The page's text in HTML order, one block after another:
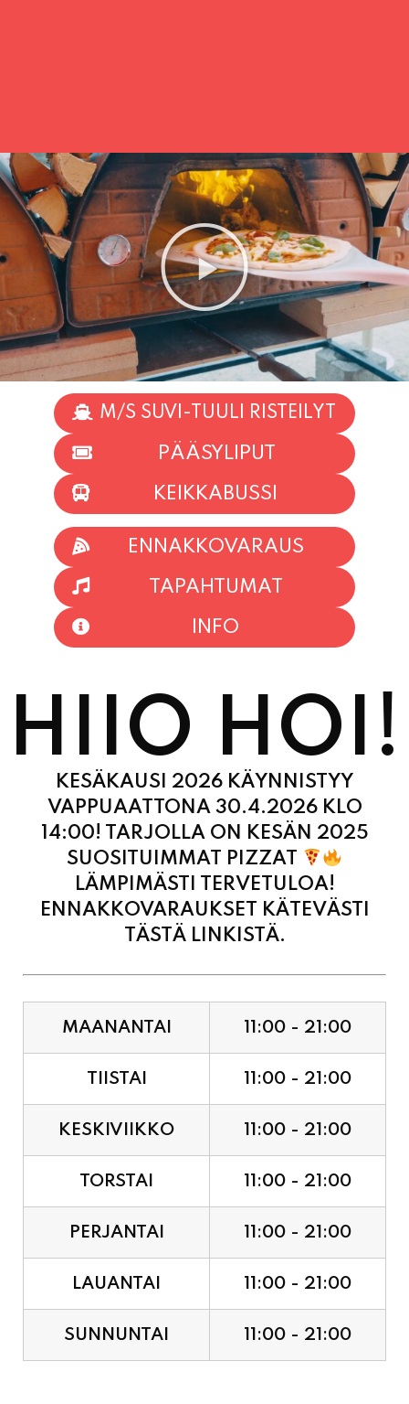
M/S SUVI-TUULI RISTEILYT
PÄÄSYLIPUT
KEIKKABUSSI
TAPAHTUMAT
INFO
HIIO HOI!
KESÄKAUSI 2026 KÄYNNISTYY
VAPPUAATTONA 30.4.2026 KLO
14:00! TARJOLLA ON KESÄN 2025
SUOSITUIMMAT PIZZAT
LÄMPIMÄSTI TERVETULOA!
ENNAKKOVARAUKSET KÄTEVÄSTI
TÄSTÄ LINKISTÄ.
TIISTAI 11:00 - 21:00
KESKIVIIKKO 11:00 - 21:00
TORSTAI 11:00 - 21:00
PERJANTAI 11:00 - 21:00
LAUANTAI 11:00 - 21:00
SUNNUNTAI 11:00 - 21:00